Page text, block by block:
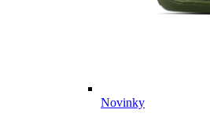
Novinky